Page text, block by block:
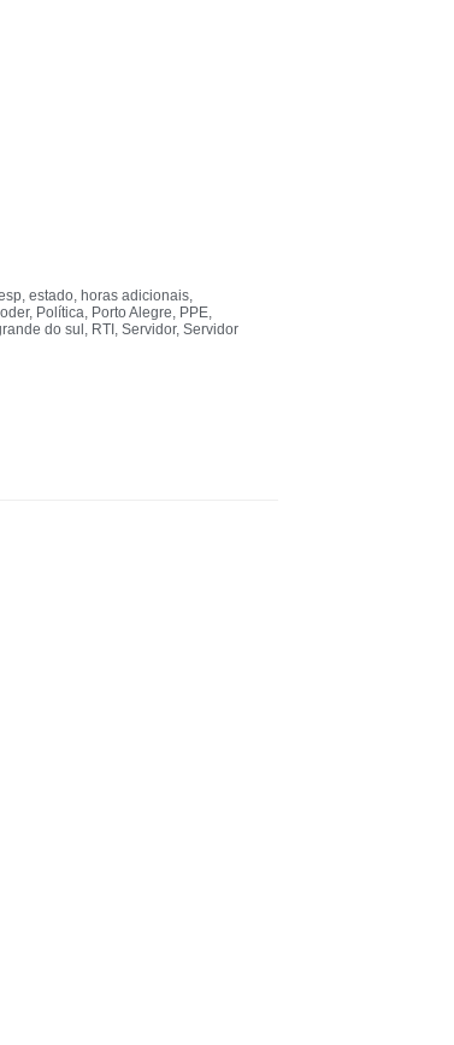
, estado, horas adicionais,
, Política, Porto Alegre, PPE,
do sul , RTI , Servidor, Servidor